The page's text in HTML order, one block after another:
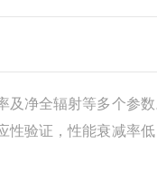
及净全辐射等多个参
性验证，性能衰减率